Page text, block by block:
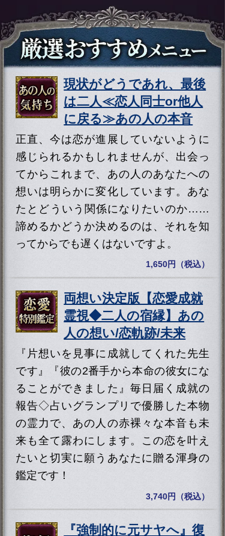
現状がどうであれ、最後
は二人≪恋人同士or他人
に戻る≫あの人の本音
正直、今は恋が進展していないように
感じられるかもしれませんが、出会っ
てからこれまで、あの人のあなたへの
想いは明らかに変化しています。あな
たとどういう関係になりたいのか……
諦めるかどうか決めるのは、それを知
ってからでも遅くはないですよ。
1,650円（税込）
両想い決定版【恋愛成就
霊視◆二人の宿縁】あの
人の想い/恋軌跡/未来
『片想いを見事に成就してくれた先生
です』『彼の2番手から本命の彼女にな
ることができました』毎日届く成就の
報告◇占いグランプリで優勝した本物
の霊力で、あの人の赤裸々な本音も未
来も全て露わにします。この恋を叶え
たいと切実に願うあなたに贈る渾身の
鑑定です！
3,740円（税込）
『強制的に元サヤへ』復